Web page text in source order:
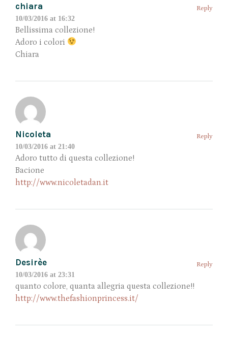
chiara
10/03/2016 at 16:32
Reply
Bellissima collezione!
Adoro i colori
Chiara
Nicoleta
10/03/2016 at 21:40
Reply
Adoro tutto di questa collezione!
Bacione
http://www.nicoletadan.it
Desirèe
10/03/2016 at 23:31
Reply
quanto colore, quanta allegria questa collezione!!
http://www.thefashionprincess.it/